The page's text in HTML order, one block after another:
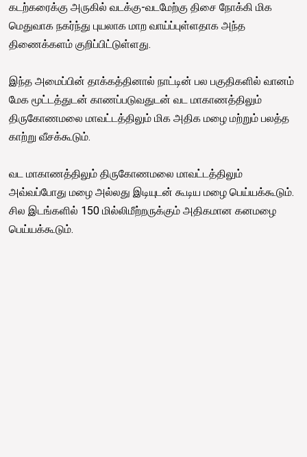
கடற்கரைக்கு அருகில் வடக்கு-வடமேற்கு திசை நோக்கி மிக
மெதுவாக நகர்ந்து புயலாக மாற வாய்ப்புள்ளதாக அந்த
திணைக்களம் குறிப்பிட்டுள்ளது.
இந்த அமைப்பின் தாக்கத்தினால் நாட்டின் பல பகுதிகளில் வானம்
மேக மூட்டத்துடன் காணப்படுவதுடன் வட மாகாணத்திலும்
திருகோணமலை மாவட்டத்திலும் மிக அதிக மழை மற்றும் பலத்த
காற்று வீசக்கூடும்.
வட மாகாணத்திலும் திருகோணமலை மாவட்டத்திலும்
அவ்வப்போது மழை அல்லது இடியுடன் கூடிய மழை பெய்யக்கூடும்.
சில இடங்களில் 150 மில்லிமீற்றருக்கும் அதிகமான கனமழை
பெய்யக்கூடும்.